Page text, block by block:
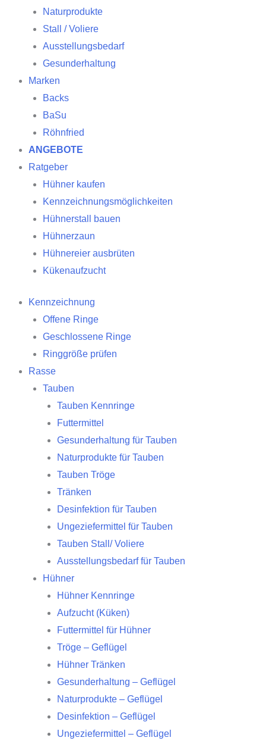
Naturprodukte
Stall / Voliere
Ausstellungsbedarf
Gesunderhaltung
Marken
Backs
BaSu
Röhnfried
ANGEBOTE
Ratgeber
Hühner kaufen
Kennzeichnungsmöglichkeiten
Hühnerstall bauen
Hühnerzaun
Hühnereier ausbrüten
Kükenaufzucht
Kennzeichnung
Offene Ringe
Geschlossene Ringe
Ringgröße prüfen
Rasse
Tauben
Tauben Kennringe
Futtermittel
Gesunderhaltung für Tauben
Naturprodukte für Tauben
Tauben Tröge
Tränken
Desinfektion für Tauben
Ungeziefermittel für Tauben
Tauben Stall/ Voliere
Ausstellungsbedarf für Tauben
Hühner
Hühner Kennringe
Aufzucht (Küken)
Futtermittel für Hühner
Tröge – Geflügel
Hühner Tränken
Gesunderhaltung – Geflügel
Naturprodukte – Geflügel
Desinfektion – Geflügel
Ungeziefermittel – Geflügel